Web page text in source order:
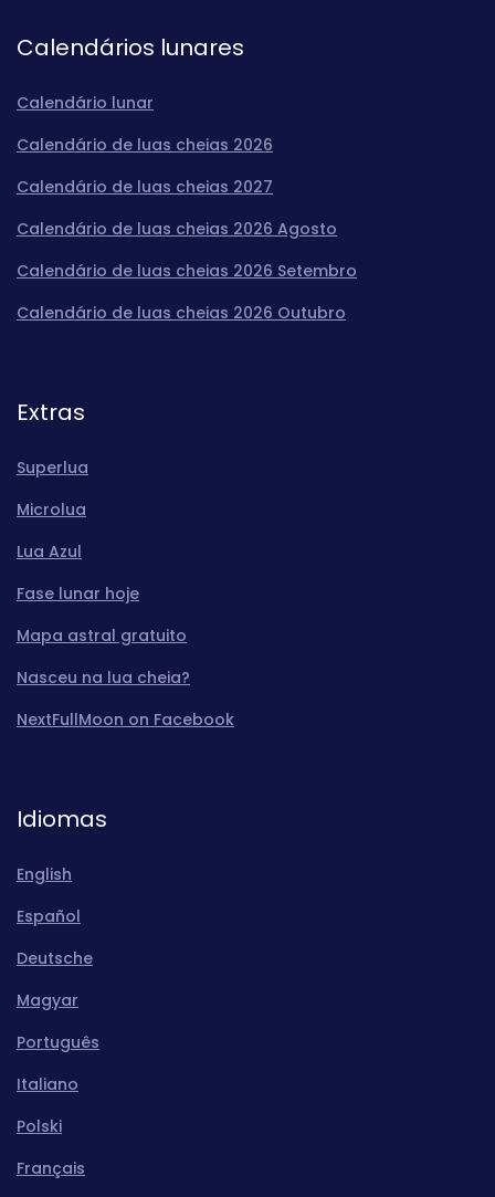
Calendários lunares
Calendário lunar
Calendário de luas cheias 2026
Calendário de luas cheias 2027
Calendário de luas cheias 2026 Agosto
Calendário de luas cheias 2026 Setembro
Calendário de luas cheias 2026 Outubro
Extras
Superlua
Microlua
Lua Azul
Fase lunar hoje
Mapa astral gratuito
Nasceu na lua cheia?
NextFullMoon on Facebook
Idiomas
English
Español
Deutsche
Magyar
Português
Italiano
Polski
Français